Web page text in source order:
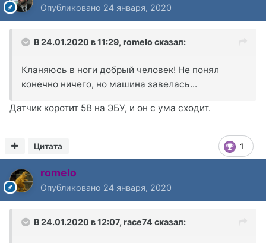
Опубликовано 24 января, 2020
В 24.01.2020 в 11:29, romeloсказал:
Кланяюсь в ноги добрый человек! Не понял
конечно ничего, но машина завелась...
Датчик коротит 5В на ЭБУ, и он с ума сходит.
1
Цитата
romelo
Опубликовано 24 января, 2020
В 24.01.2020 в 12:07, race74 сказал: